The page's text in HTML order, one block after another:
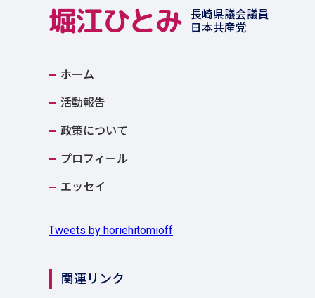
堀江ひとみ
長崎県議会議員
日本共産党
ホーム
活動報告
政策について
プロフィール
エッセイ
Tweets by horiehitomioff
関連リンク